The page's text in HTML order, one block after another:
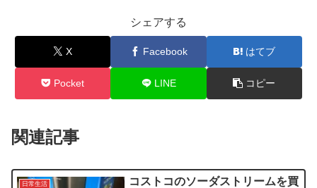
シェアする
X Facebook はてブ
Pocket LINE コピー
関連記事
日常生活
コストコのソーダストリームを買